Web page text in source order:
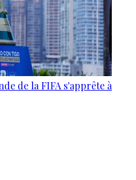
de la FIFA s'apprête à